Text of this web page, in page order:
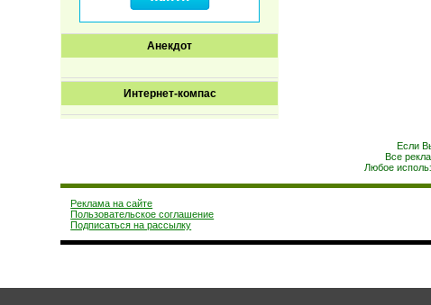
Анекдот
Интернет-компас
Если
Все
Любое
Реклама на сайте
Пользовательское соглашение
Подписаться на рассылку